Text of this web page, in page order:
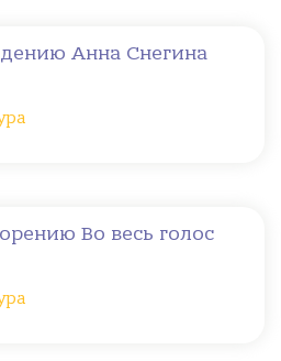
Анна Снегина
Во весь голос